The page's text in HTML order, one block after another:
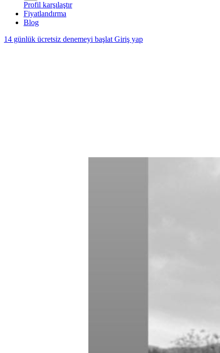
Profil karşılaştır
Fiyatlandırma
Blog
14 günlük ücretsiz denemeyi başlatGiriş yap